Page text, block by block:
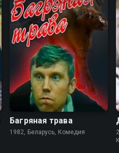
Багряная трава
1982, Беларусь, Комедия